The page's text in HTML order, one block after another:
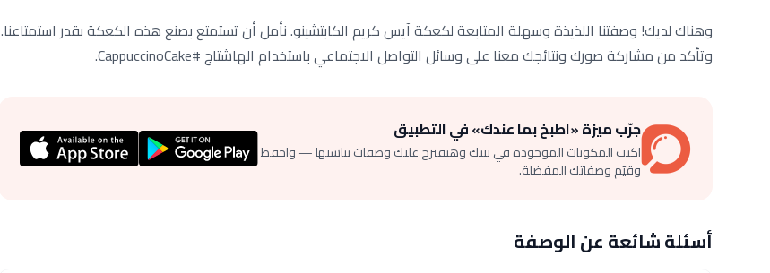
وهناك لديك! وصفتنا اللذيذة وسهلة المتابعة لكعكة آيس كريم الكابتشينو. نأمل أن تستمتع بصنع هذه الكعكة بقدر استمتاعنا.
وتأكد من مشاركة صورك ونتائجك معنا على وسائل التواصل الاجتماعي باستخدام الهاشتاج #CappuccinoCake.
جرّب ميزة «اطبخ بما عندك» في التطبيق
اكتب المكونات الموجودة في بيتك وهنقترح عليك وصفات تناسبها — واحفظ
وقيّم وصفاتك المفضلة.
أسئلة شائعة عن الوصفة